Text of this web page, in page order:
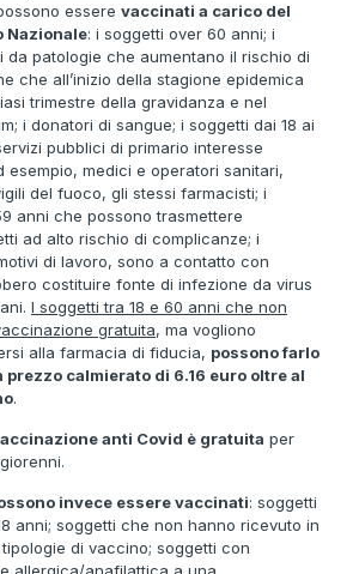
essere vaccinati a carico del
Nazionale: i soggetti over 60 anni; i
da patologie che aumentano il rischio di
che all’inizio della stagione epidemica
trimestre della gravidanza e nel
i donatori di sangue; i soggetti dai 18 ai
pubblici di primario interesse
esempio, medici e operatori sanitari,
del fuoco, gli stessi farmacisti; i
anni che possono trasmettere
ad alto rischio di complicanze; i
di lavoro, sono a contatto con
costituire fonte di infezione da virus
I soggetti tra 18 e 60 anni che non
gratuita, ma vogliono
alla farmacia di fiducia, possono farlo
prezzo calmierato di 6.16 euro oltre al
.
anti Covid è gratuita per
invece essere vaccinati: soggetti
anni; soggetti che non hanno ricevuto in
di vaccino; soggetti con